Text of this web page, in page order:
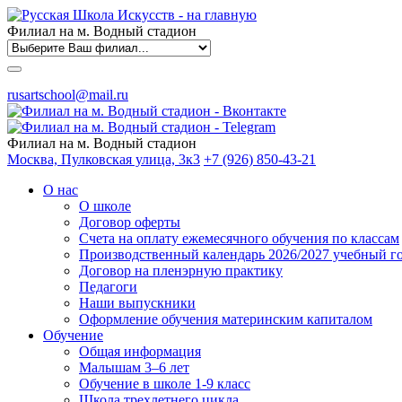
Филиал на м. Водный стадион
rusartschool@mail.ru
Филиал на м. Водный стадион
Москва, Пулковская улица, 3к3 +7 (926) 850-43-21
О нас
О школе
Договор оферты
Счета на оплату ежемесячного обучения по классам
Производственный календарь 2026/2027 учебный
Договор на пленэрную практику
Педагоги
Наши выпускники
Оформление обучения материнским капиталом
Обучение
Общая информация
Малышам 3–6 лет
Обучение в школе 1-9 класс